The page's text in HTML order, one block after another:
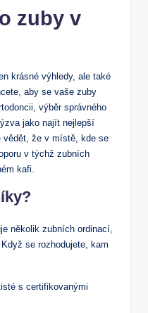
zuby v
krásné výhledy, ale také
aby se vaše zuby
výběr správného
jako najít nejlepší
vědět, že v místě, kde se
v týchž zubních
kafi.
několik zubních ordinací,
se rozhodujete, kam
s certifikovanými